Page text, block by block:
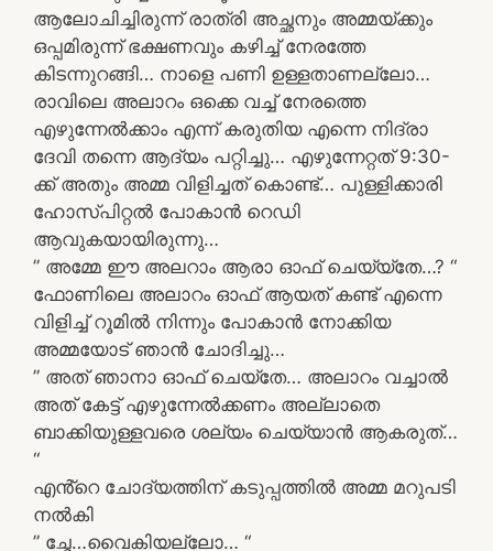
ആലോചിച്ചിരുന്ന് രാത്രി അച്ഛനും അമ്മയ്ക്കും
ഒപ്പമിരുന്ന് ഭക്ഷണവും കഴിച്ച് നേരത്തേ
കിടന്നുറങ്ങി… നാളെ പണി ഉള്ളതാണല്ലോ…
രാവിലെ അലാറം ഒക്കെ വച്ച് നേരത്തെ
എഴുന്നേൽക്കാം എന്ന് കരുതിയ എന്നെ നിദ്രാ
ദേവി തന്നെ ആദ്യം പറ്റിച്ചു… എഴുന്നേറ്റത് 9:30-
ക്ക് അതും അമ്മ വിളിച്ചത് കൊണ്ട്… പുള്ളിക്കാരി
ഹോസ്പിറ്റൽ പോകാൻ റെഡി
ആവുകയായിരുന്നു…
” അമ്മേ ഈ അലറാം ആരാ ഓഫ് ചെയ്യ്തേ…? “
ഫോണിലെ അലാറം ഓഫ് ആയത് കണ്ട് എന്നെ
വിളിച്ച് റൂമിൽ നിന്നും പോകാൻ നോക്കിയ
അമ്മയോട് ഞാൻ ചോദിച്ചു…
” അത് ഞാനാ ഓഫ് ചെയ്തേ… അലാറം വച്ചാൽ
അത് കേട്ട് എഴുന്നേൽക്കണം അല്ലാതെ
ബാക്കിയുള്ളവരെ ശല്യം ചെയ്യാൻ ആകരുത്…
“
എൻ്റെ ചോദ്യത്തിന് കടുപ്പത്തിൽ അമ്മ മറുപടി
നൽകി
” ച്ഛേ…വൈകിയല്ലോ… “